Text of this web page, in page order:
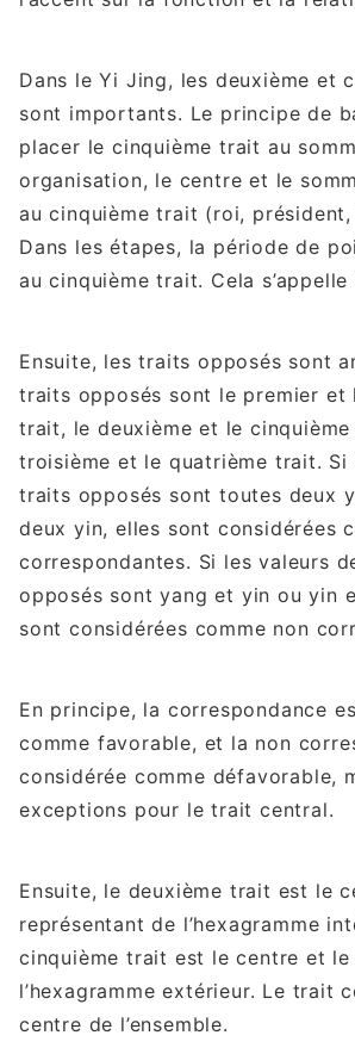
Dans le Yi Jing, les deuxième et
sont importants. Le principe de
placer le cinquième trait au
organisation, le centre et le
au cinquième trait (roi, président,
Dans les étapes, la période de
au cinquième trait. Cela
Ensuite, les traits opposés sont
traits opposés sont le premier et
trait, le deuxième et le
troisième et le quatrième trait. Si
traits opposés sont toutes deux
deux yin, elles sont considérées
correspondantes. Si les valeurs
opposés sont yang et yin ou yin
sont considérées comme non
En principe, la correspondance
comme favorable, et la non
considérée comme défavorable,
exceptions pour le trait central.
Ensuite, le deuxième trait est le
représentant de l’hexagramme
cinquième trait est le centre et
l’hexagramme extérieur. Le trait
centre de l’ensemble.